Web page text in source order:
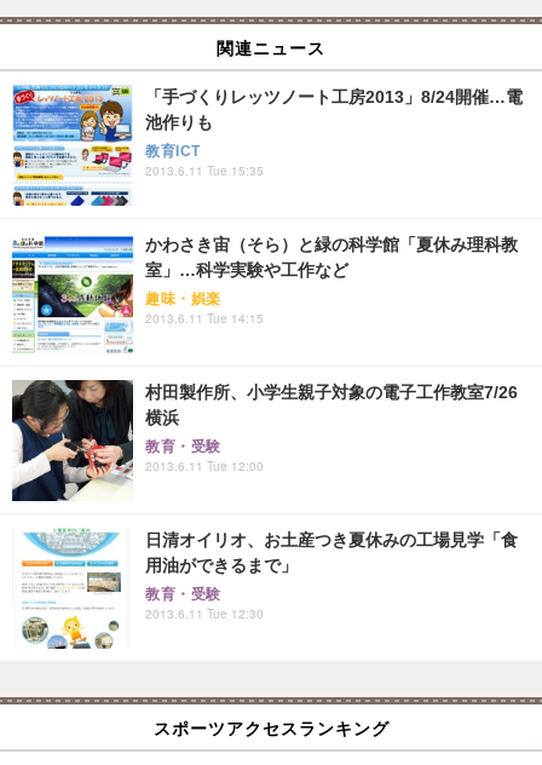
関連ニュース
「手づくりレッツノート工房2013」8/24開催…電
池作りも
教育ICT
2013.6.11 Tue 15:35
かわさき宙（そら）と緑の科学館「夏休み理科教
室」…科学実験や工作など
趣味・娯楽
2013.6.11 Tue 14:15
村田製作所、小学生親子対象の電子工作教室7/26
横浜
教育・受験
2013.6.11 Tue 12:00
日清オイリオ、お土産つき夏休みの工場見学「食
用油ができるまで」
教育・受験
2013.6.11 Tue 12:30
スポーツアクセスランキング